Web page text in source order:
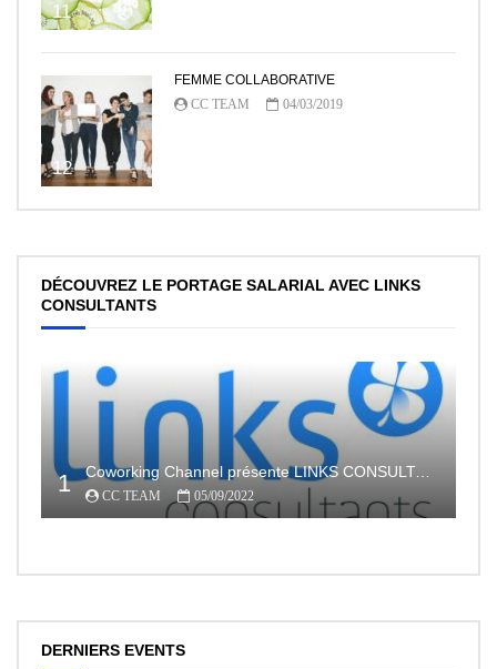
11
12
FEMME COLLABORATIVE
CC TEAM
04/03/2019
DÉCOUVREZ LE PORTAGE SALARIAL AVEC LINKS
CONSULTANTS
1 Coworking Channel présente LINKS CONSULTANTS, l’indépendance en toute sécurité avec le portage salarial
CC TEAM 05/09/2022
DERNIERS EVENTS